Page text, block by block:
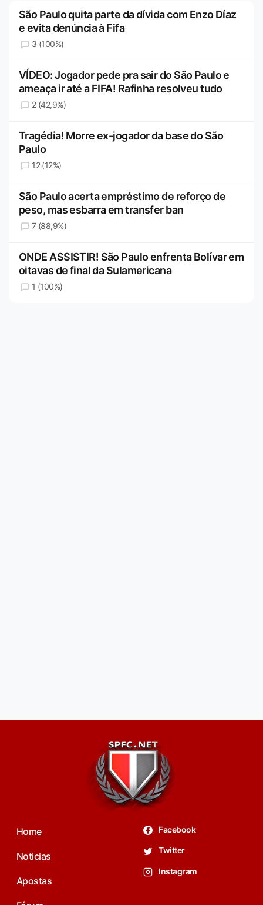
São Paulo quita parte da dívida com Enzo Díaz
e evita denúncia à Fifa
3 (100%)
VÍDEO: Jogador pede pra sair do São Paulo e
ameaça ir até a FIFA! Rafinha resolveu tudo
2 (42,9%)
Tragédia! Morre ex-jogador da base do São
Paulo
12 (12%)
São Paulo acerta empréstimo de reforço de
peso, mas esbarra em transfer ban
7 (88,9%)
ONDE ASSISTIR! São Paulo enfrenta Bolívar em
oitavas de final da Sulamericana
1 (100%)
Home
Noticias
Apostas
Facebook
Twitter
Instagram